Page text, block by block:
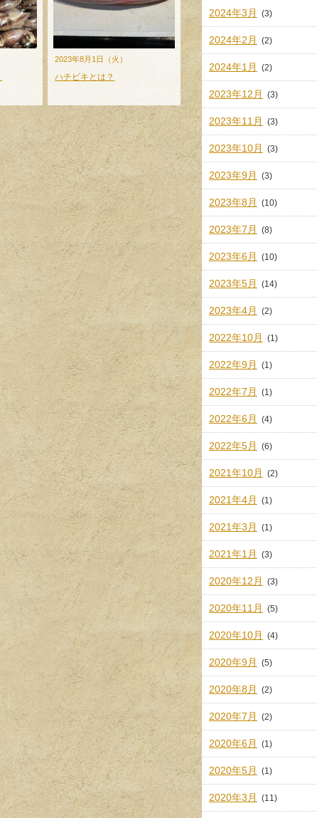
2023年8月1日（火）
ハチビキとは？
2024年3月 (3)
2024年2月 (2)
2024年1月 (2)
2023年12月 (3)
2023年11月 (3)
2023年10月 (3)
2023年9月 (3)
2023年8月 (10)
2023年7月 (8)
2023年6月 (10)
2023年5月 (14)
2023年4月 (2)
2022年10月 (1)
2022年9月 (1)
2022年7月 (1)
2022年6月 (4)
2022年5月 (6)
2021年10月 (2)
2021年4月 (1)
2021年3月 (1)
2021年1月 (3)
2020年12月 (3)
2020年11月 (5)
2020年10月 (4)
2020年9月 (5)
2020年8月 (2)
2020年7月 (2)
2020年6月 (1)
2020年5月 (1)
2020年3月 (11)